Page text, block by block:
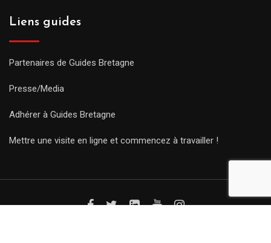
Liens guides
Partenaires de Guides Bretagne
Presse/Media
Adhérer à Guides Bretagne
Mettre une visite en ligne et commencez à travailler !